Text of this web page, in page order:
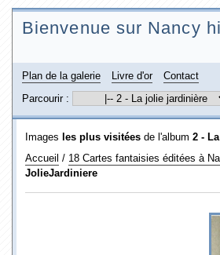
Bienvenue sur Nancy
Plan de la galerie Livre d'or
Contact
Parcourir :
Images les plus visitées de l'album 2 -
Accueil / 18 Cartes fantaisies éditées à
JolieJardiniere